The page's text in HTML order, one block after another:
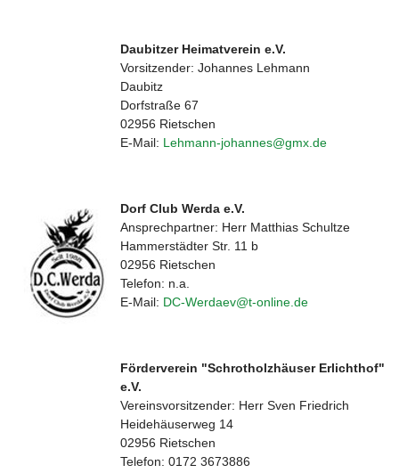
Daubitzer Heimatverein e.V.
Vorsitzender: Johannes Lehmann
Daubitz
Dorfstraße 67
02956 Rietschen
E-Mail: Lehmann-johannes@gmx.de
Dorf Club Werda e.V.
Ansprechpartner: Herr Matthias Schultze
Hammerstädter Str. 11 b
02956 Rietschen
Telefon: n.a.
E-Mail: DC-Werdaev@t-online.de
Förderverein "Schrotholzhäuser Erlichthof"
e.V.
Vereinsvorsitzender: Herr Sven Friedrich
Heidehäuserweg 14
02956 Rietschen
Telefon: 0172 3673886